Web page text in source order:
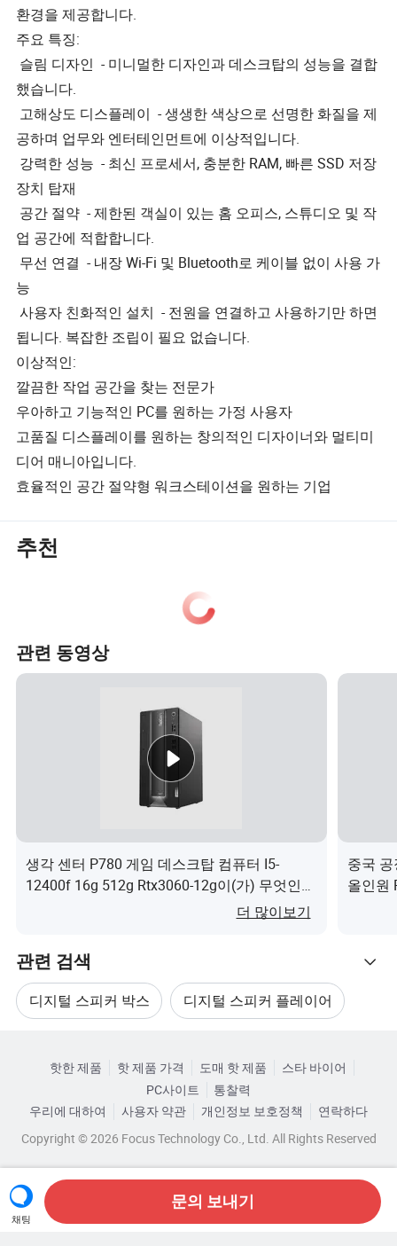
환경을 제공합니다.
주요 특징:
슬림 디자인 - 미니멀한 디자인과 데스크탑의 성능을 결합
했습니다.
고해상도 디스플레이 - 생생한 색상으로 선명한 화질을 제
공하며 업무와 엔터테인먼트에 이상적입니다.
강력한 성능 - 최신 프로세서, 충분한 RAM, 빠른 SSD 저장
장치 탑재
공간 절약 - 제한된 객실이 있는 홈 오피스, 스튜디오 및 작
업 공간에 적합합니다.
무선 연결 - 내장 Wi-Fi 및 Bluetooth로 케이블 없이 사용 가
능
사용자 친화적인 설치 - 전원을 연결하고 사용하기만 하면
됩니다. 복잡한 조립이 필요 없습니다.
이상적인:
깔끔한 작업 공간을 찾는 전문가
우아하고 기능적인 PC를 원하는 가정 사용자
고품질 디스플레이를 원하는 창의적인 디자이너와 멀티미
디어 매니아입니다.
효율적인 공간 절약형 워크스테이션을 원하는 기업
추천
관련 동영상
생각 센터 P780 게임 데스크탑 컴퓨터 I5-
12400f 16g 512g Rtx3060-12g이(가) 무엇인가
더 많이보기
중국
올인원
관련 검색
디지털 스피커 박스 디지털 스피커 플레이어
미니 디지털 오디오 디지털 오디오 카드
핫한 제품 핫 제품 가격 도매 핫 제품
스타 바이어
PC사이트
통찰력
우리에 대하여
사용자 약관 개인정보 보호정책
연락하다
Copyright © 2026 Focus Technology Co., Ltd. All Rights Reserved
채팅
문의 보내기